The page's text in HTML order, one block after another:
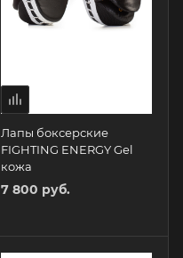
Лапы боксерские
FIGHTING ENERGY Gel
кожа
7 800 руб.